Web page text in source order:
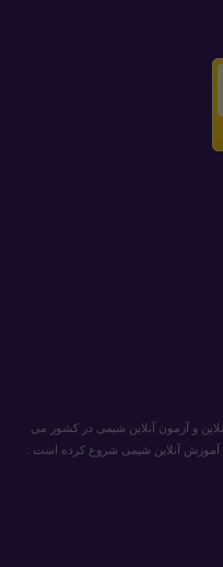
و آزمون آنلاین شیمی در کشور می